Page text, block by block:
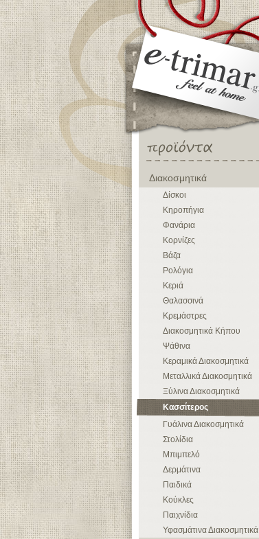
Διακοσμητικά
Δίσκοι
Κηροπήγια
Φανάρια
Κορνίζες
Βάζα
Ρολόγια
Κεριά
Θαλασσινά
Κρεμάστρες
Διακοσμητικά Κήπου
Ψάθινα
Κεραμικά Διακοσμητικά
Μεταλλικά Διακοσμητικά
Ξύλινα Διακοσμητικά
Κασσίτερος
Γυάλινα Διακοσμητικά
Στολίδια
Μπιμπελό
Δερμάτινα
Παιδικά
Κούκλες
Παιχνίδια
Υφασμάτινα Διακοσμητικά